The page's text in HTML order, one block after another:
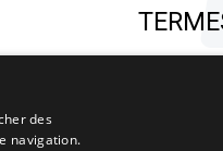
des
navigation.